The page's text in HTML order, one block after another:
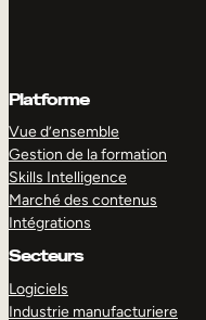
Platforme
Vue d’ensemble
Gestion de la formation
Skills Intelligence
Marché des contenus
Intégrations
Secteurs
Logiciels
Industrie manufacturiere